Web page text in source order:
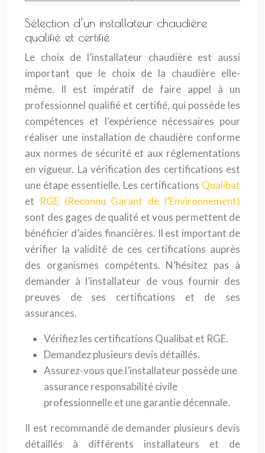
Sélection d’un installateur chaudière
qualifié et certifié
Le choix de l’installateur chaudière est aussi
important que le choix de la chaudière elle-
même. Il est impératif de faire appel à un
professionnel qualifié et certifié, qui possède les
compétences et l’expérience nécessaires pour
réaliser une installation de chaudière conforme
aux normes de sécurité et aux réglementations
en vigueur. La vérification des certifications est
une étape essentielle. Les certifications Qualibat
et RGE (Reconnu Garant de l’Environnement)
sont des gages de qualité et vous permettent de
bénéficier d’aides financières. Il est important de
vérifier la validité de ces certifications auprès
des organismes compétents. N’hésitez pas à
demander à l’installateur de vous fournir des
preuves de ses certifications et de ses
assurances.
Vérifiez les certifications Qualibat et RGE.
Demandez plusieurs devis détaillés.
Assurez-vous que l’installateur possède une
assurance responsabilité civile
professionnelle et une garantie décennale.
Il est recommandé de demander plusieurs devis
détaillés à différents installateurs et de